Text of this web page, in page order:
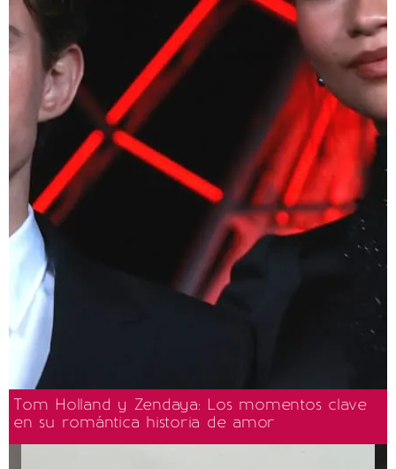
Tom Holland y Zendaya: Los momentos clave
en su romántica historia de amor